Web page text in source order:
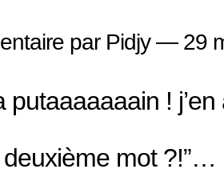
par Pidjy — 29
putaaaaaaain !
deuxième mot ?!”…